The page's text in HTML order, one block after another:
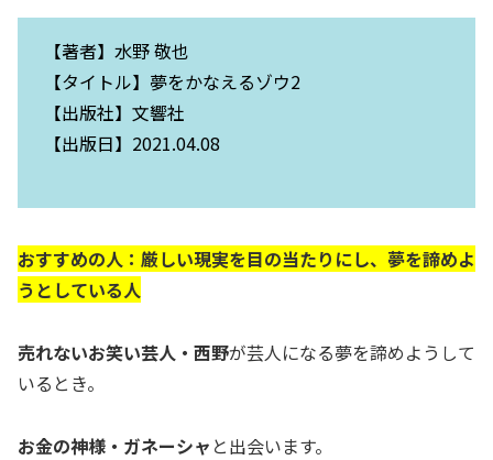
【著者】水野 敬也
【タイトル】夢をかなえるゾウ2
【出版社】文響社
【出版日】2021.04.08
おすすめの人：厳しい現実を目の当たりにし、夢を諦めよ
うとしている人
売れないお笑い芸人・西野が芸人になる夢を諦めようして
いるとき。
お金の神様・ガネーシャ と出会います。